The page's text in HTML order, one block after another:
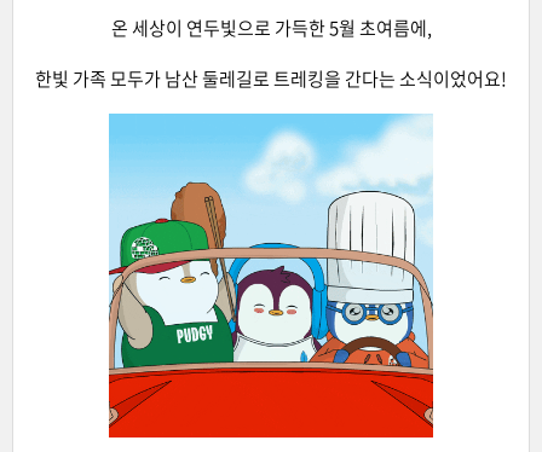
온 세상이 연두빛으로 가득한 5월 초여름에,
한빛 가족 모두가 남산 둘레길로 트레킹을 간다는 소식이었어요!